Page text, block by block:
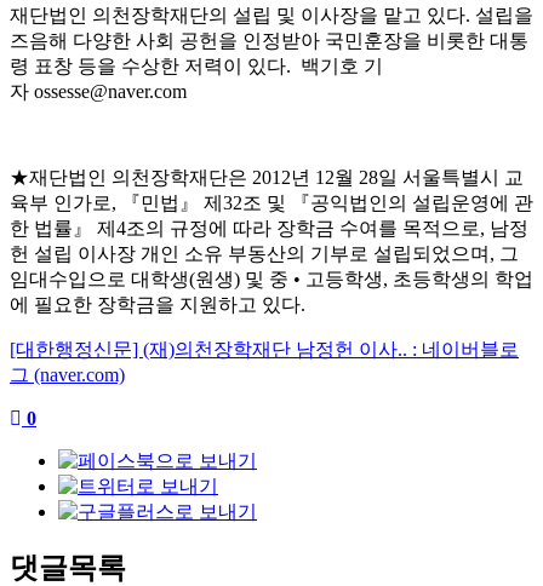
재단법인 의천장학재단의 설립 및 이사장을 맡고 있다. 설립을
즈음해 다양한 사회 공헌을 인정받아 국민훈장을 비롯한 대통
령 표창 등을 수상한 저력이 있다. 백기호 기
자 ossesse@naver.com
★재단법인 의천장학재단은 2012년 12월 28일 서울특별시 교
육부 인가로, 『민법 』 제 32조 및 『공익법인의 설립운영에 관
한 법률 』 제 4조의 규정에 따라 장학금 수여를 목적으로, 남정
헌 설립 이사장 개인 소유 부동산의 기부로 설립되었으며 , 그
임대수입으로 대학생(원생) 및 중 • 고등학생, 초등학생의 학업
에 필요한 장학금을 지원하고 있다.
[대한행정신문] (재)의천장학재단 남정헌 이사.. : 네이버블로
그 (naver.com)
0
댓글목록